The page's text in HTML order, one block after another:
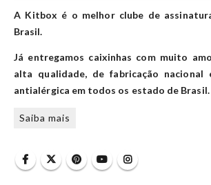
A Kitbox é o melhor clube de
Brasil.
Já entregamos caixinhas com muito
alta qualidade, de fabricação nacional
antialérgica em todos os estado de Brasil.
Saiba mais